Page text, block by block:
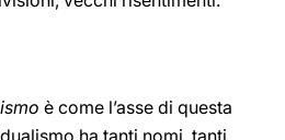
è come l’asse di questa
ha tanti nomi, tanti